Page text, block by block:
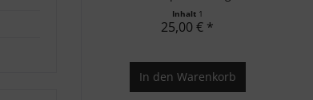
Inhalt 1
25,00 € *
In den Warenkorb